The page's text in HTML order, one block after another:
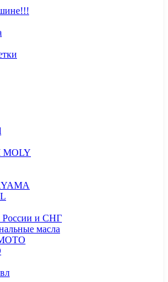
MOLY
России и СНГ
масла